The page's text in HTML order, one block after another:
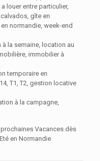
louer entre particulier,
gîte en
normandie, week-end
la semaine, location au
immobilier à
temporaire en
T1, T2, gestion locative
à la campagne,
Vacances dès
en Normandie